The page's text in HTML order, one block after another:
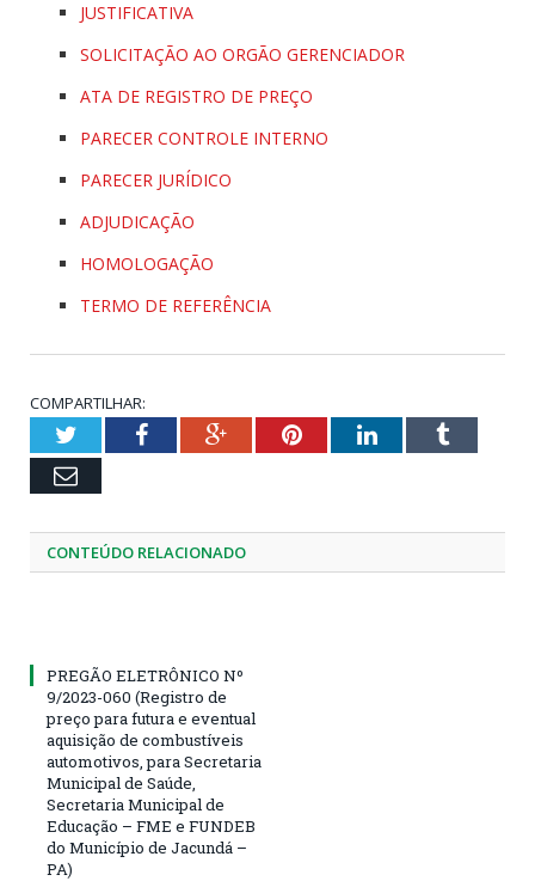
JUSTIFICATIVA
SOLICITAÇÃO AO ORGÃO GERENCIADOR
ATA DE REGISTRO DE PREÇO
PARECER CONTROLE INTERNO
PARECER JURÍDICO
ADJUDICAÇÃO
HOMOLOGAÇÃO
TERMO DE REFERÊNCIA
COMPARTILHAR:
TwitterFacebookGoogle+PinterestLinkedInTumblr
Email
CONTEÚDO RELACIONADO
PREGÃO ELETRÔNICO Nº
9/2023-060 (Registro de
preço para futura e eventual
aquisição de combustíveis
automotivos, para Secretaria
Municipal de Saúde,
Secretaria Municipal de
Educação – FME e FUNDEB
do Município de Jacundá –
PA)